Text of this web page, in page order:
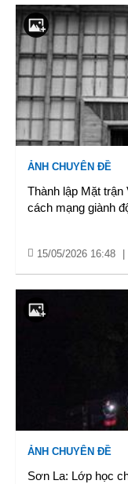
ẢNH CHUYÊN ĐỀ
Thành lập Mặt
cách mạng giành
15/05/2026 16:48
ẢNH CHUYÊN ĐỀ
Sơn La: Lớp học